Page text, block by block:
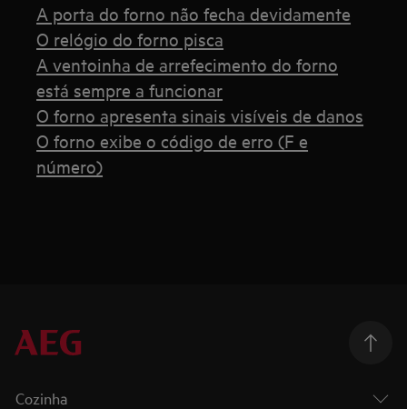
A porta do forno não fecha devidamente
O relógio do forno pisca
A ventoinha de arrefecimento do forno
está sempre a funcionar
O forno apresenta sinais visíveis de danos
O forno exibe o código de erro (F e
número)
Cozinha